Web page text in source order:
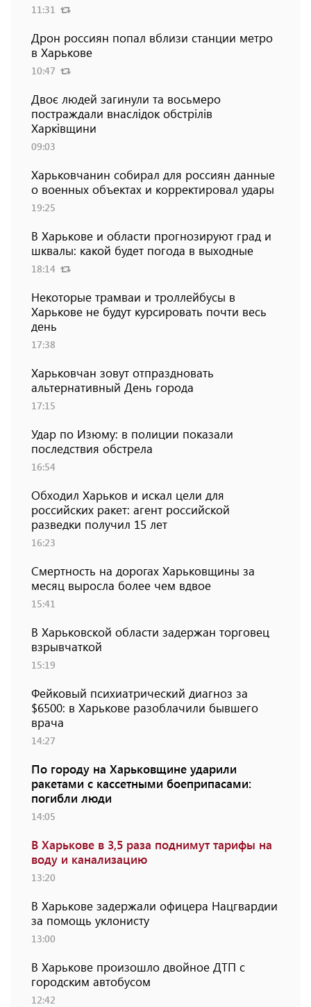
11:31
Дрон россиян попал вблизи станции метро
в Харькове
10:47
Двоє людей загинули та восьмеро
постраждали внаслідок обстрілів
Харківщини
09:03
Харьковчанин собирал для россиян данные
о военных объектах и ​​корректировал удары
19:25
В Харькове и области прогнозируют град и
шквалы: какой будет погода в выходные
18:14
Некоторые трамваи и троллейбусы в
Харькове не будут курсировать почти весь
день
17:38
Харьковчан зовут отпраздновать
альтернативный День города
17:15
Удар по Изюму: в полиции показали
последствия обстрела
16:54
Обходил Харьков и искал цели для
российских ракет: агент российской
разведки получил 15 лет
16:23
Смертность на дорогах Харьковщины за
месяц выросла более чем вдвое
15:41
В Харьковской области задержан торговец
взрывчаткой
15:19
Фейковый психиатрический диагноз за
$6500: в Харькове разоблачили бывшего
врача
14:27
По городу на Харьковщине ударили
ракетами с кассетными боеприпасами:
погибли люди
14:05
В Харькове в 3,5 раза поднимут тарифы на
воду и канализацию
13:20
В Харькове задержали офицера Нацгвардии
за помощь уклонисту
13:00
В Харькове произошло двойное ДТП с
городским автобусом
12:42